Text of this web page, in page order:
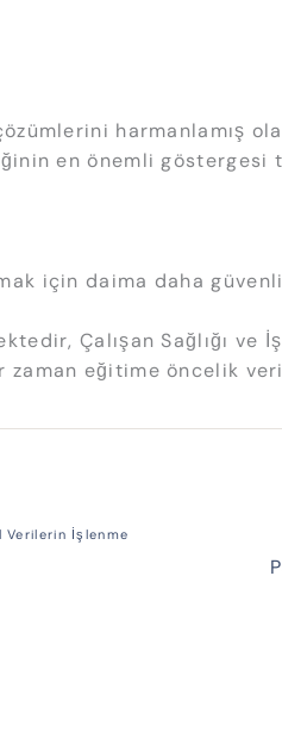
harmanlamış
en önemli göstergesi
için daima daha
Çalışan Sağlığı
zaman eğitime öncelik
Verilerin İşlenme